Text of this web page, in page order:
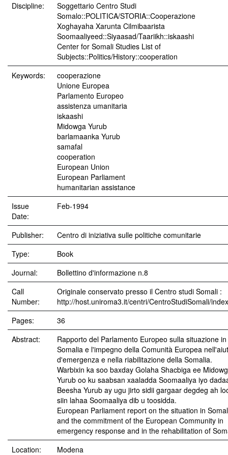
Discipline:
Soggettario Centro Studi
Somalo::POLITICA/STORIA::Cooperazione
Xoghayaha Xarunta Cilmibaarista
Soomaaliyeed::Siyaasad/Taariikh::iskaashi
Center for Somali Studies List of
Subjects::Politics/History::cooperation
Keywords:
cooperazione
Unione Europea
Parlamento Europeo
assistenza umanitaria
iskaashi
Midowga Yurub
barlamaanka Yurub
samafal
cooperation
European Union
European Parliament
humanitarian assistance
Issue
Date:
Feb-1994
Publisher:
Centro di iniziativa sulle politiche comunitarie
Type:
Book
Journal:
Bollettino d'informazione n.8
Call
Number:
Originale conservato presso il Centro studi Somali :
http://host.uniroma3.it/centri/CentroStudiSomali/
Pages:
36
Abstract:
Rapporto del Parlamento Europeo sulla situazione in
Somalia e l'impegno della Comunità Europea
d'emergenza e nella riabilitazione della Somalia.
Warbixin ka soo baxday Golaha Shacbiga ee
Yurub oo ku saabsan xaaladda Soomaaliya iyo
Beesha Yurub ay ugu jirto sidii gargaar degdeg ah
siin lahaa Soomaaliya dib u toosidda.
European Parliament report on the situation in
and the commitment of the European Community in
emergency response and in the rehabilitation of
Location:
Modena